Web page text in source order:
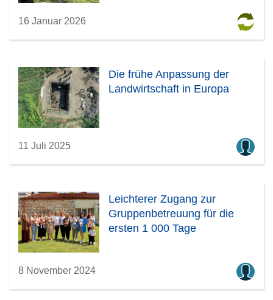
16 Januar 2026
Die frühe Anpassung der
Landwirtschaft in Europa
11 Juli 2025
Leichterer Zugang zur
Gruppenbetreuung für die
ersten 1 000 Tage
8 November 2024